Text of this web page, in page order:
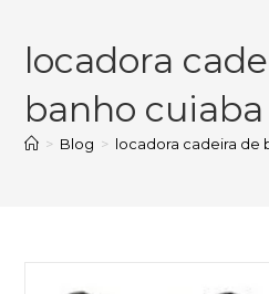
locadora
banho cuiaba
> Blog > locadora cadeira de